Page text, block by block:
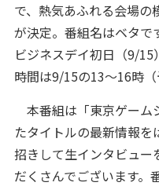
で、熱気あふれる会場の
が決定。番組名はベタで
ビジネスデイ初日（9/
時間は9/15の13～16時（
本番組は「東京ゲーム
たタイトルの最新情報
招きして生インタビュー
だくさんでございます。